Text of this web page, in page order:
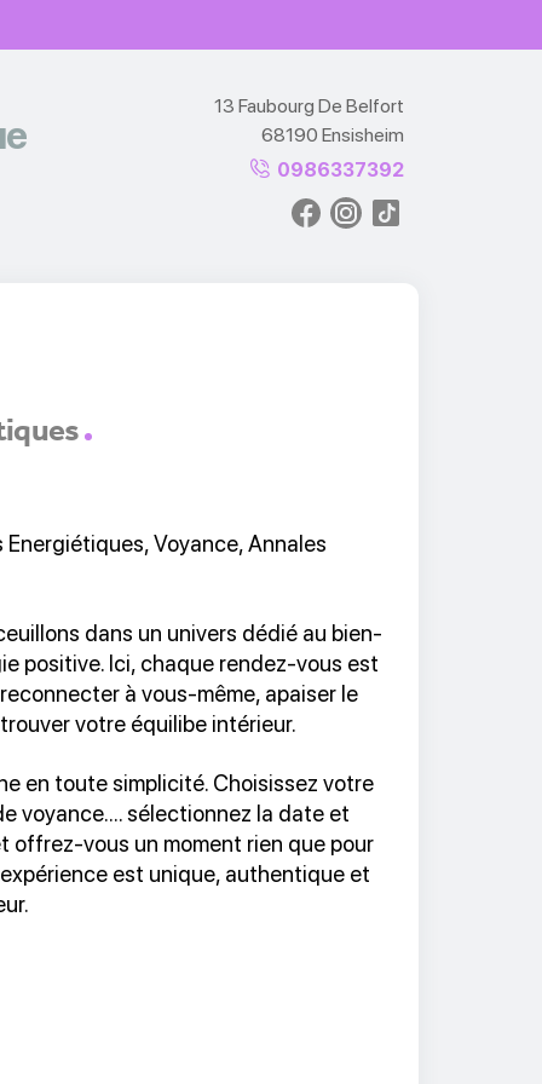
13 Faubourg De Belfort
68190 Ensisheim
0986337392
Voyance, Annales
dans un univers dédié au bien-
positive. Ici, chaque rendez-vous est
à vous-même, apaiser le
votre équilibe intérieur.
en toute simplicité. Choisissez votre
voyance.... sélectionnez la date et
offrez-vous un moment rien que pour
est unique, authentique et